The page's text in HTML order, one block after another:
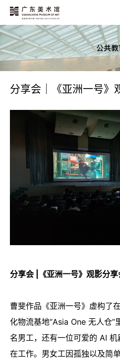
分享会｜《亚洲一号》
分享会 |《亚洲一号》观影分享
曹斐作品《亚洲一号》虚构了
化物流基地“Asia One 无人仓”
名男工，还有一位可爱的 AI 机
在工作。男女工因孤独以及简